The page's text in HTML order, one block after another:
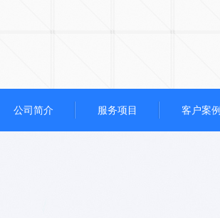
公司简介 服务项目 客户案例